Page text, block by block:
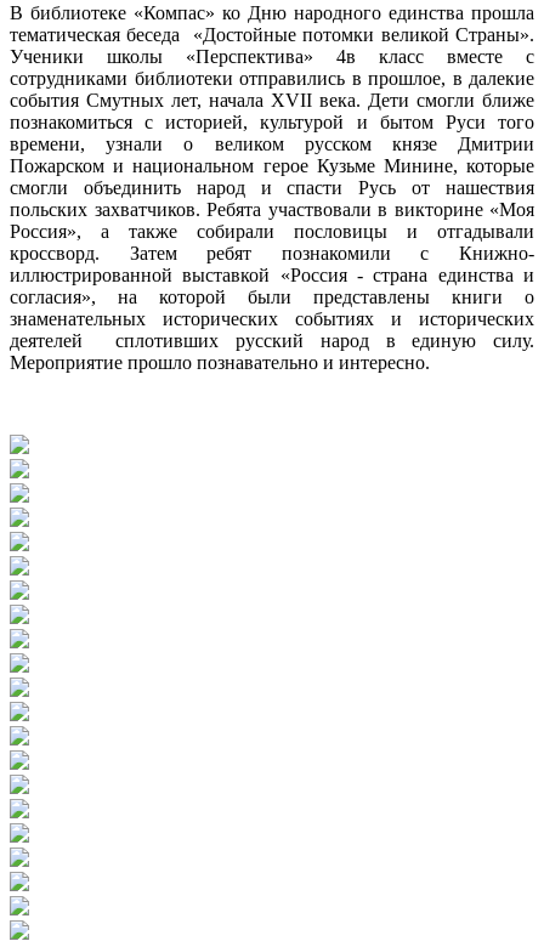
В библиотеке «Компас» ко Дню народного единства прошла
тематическая беседа «Достойные потомки великой Страны».
Ученики школы «Перспектива» 4в класс вместе с
сотрудниками библиотеки отправились в прошлое, в далекие
события Смутных лет, начала XVII века. Дети смогли ближе
познакомиться с историей, культурой и бытом Руси того
времени, узнали о великом русском князе Дмитрии
Пожарском и национальном герое Кузьме Минине, которые
смогли объединить народ и спасти Русь от нашествия
польских захватчиков. Ребята участвовали в викторине «Моя
Россия», а также собирали пословицы и отгадывали
кроссворд. Затем ребят познакомили с Книжно-
иллюстрированной выставкой «Россия - страна единства и
согласия», на которой были представлены книги о
знаменательных исторических событиях и исторических
деятелей сплотивших русский народ в единую силу.
Мероприятие прошло познавательно и интересно.